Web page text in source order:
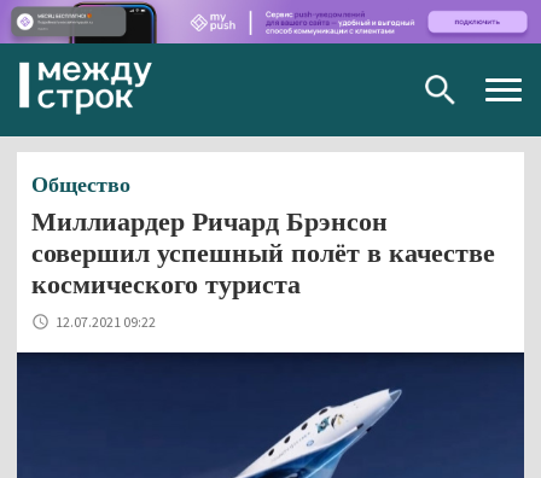
Общество
Миллиардер Ричард Брэнсон
совершил успешный полёт в качестве
космического туриста
12.07.2021 09:22